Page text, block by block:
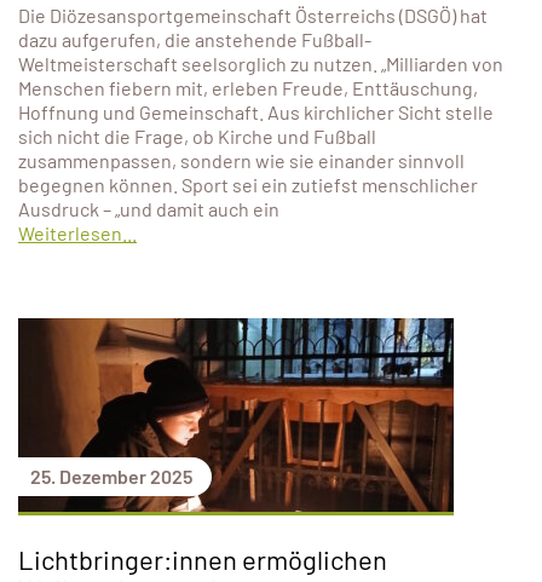
Die Diözesansportgemeinschaft Österreichs (DSGÖ) hat
dazu aufgerufen, die anstehende Fußball-
Weltmeisterschaft seelsorglich zu nutzen. „Milliarden von
Menschen fiebern mit, erleben Freude, Enttäuschung,
Hoffnung und Gemeinschaft. Aus kirchlicher Sicht stelle
sich nicht die Frage, ob Kirche und Fußball
zusammenpassen, sondern wie sie einander sinnvoll
begegnen können. Sport sei ein zutiefst menschlicher
Ausdruck – „und damit auch ein
Weiterlesen...
25. Dezember 2025
Lichtbringer:innen ermöglichen